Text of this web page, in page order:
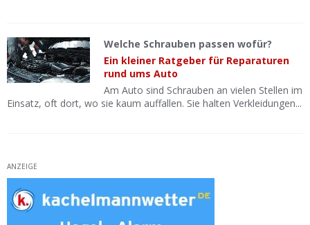
Welche Schrauben passen wofür?
Ein kleiner Ratgeber für Reparaturen
rund ums Auto
Am Auto sind Schrauben an vielen Stellen im
Einsatz, oft dort, wo sie kaum auffallen. Sie halten Verkleidungen...
ANZEIGE